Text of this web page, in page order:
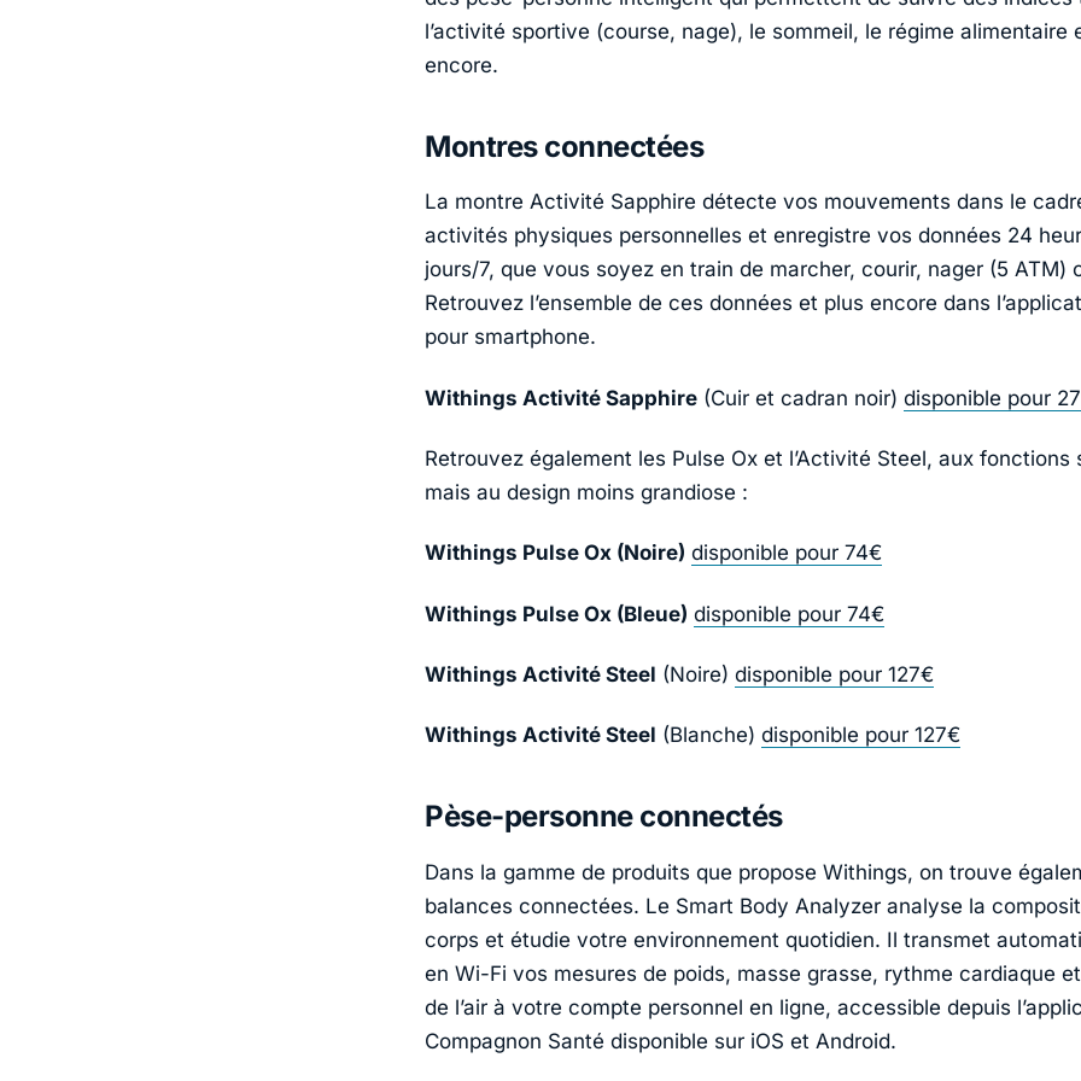
l’activité sportive (course, nage), le sommeil, le régime alimentaire
encore.
Montres connectées
La montre Activité Sapphire détecte vos mouvements dans le
activités physiques personnelles et enregistre vos données 24
jours/7, que vous soyez en train de marcher, courir, nager (5 ATM)
Retrouvez l’ensemble de ces données et plus encore dans
pour smartphone.
Withings Activité Sapphire (Cuir et cadran noir) disponible pour
Retrouvez également les Pulse Ox et l’Activité Steel, aux fonctions
mais au design moins grandiose :
Withings Pulse Ox (Noire) disponible pour 74€
Withings Pulse Ox (Bleue) disponible pour 74€
Withings Activité Steel (Noire) disponible pour 127€
Withings Activité Steel (Blanche) disponible pour 127€
Pèse-personne connectés
Dans la gamme de produits que propose Withings, on trouve
balances connectées. Le Smart Body Analyzer analyse la
corps et étudie votre environnement quotidien. Il transmet
en Wi-Fi vos mesures de poids, masse grasse, rythme cardiaque
de l’air à votre compte personnel en ligne, accessible depuis
Compagnon Santé disponible sur iOS et Android.